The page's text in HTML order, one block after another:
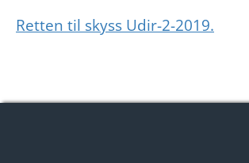
Retten til skyss Udir-2-2019.